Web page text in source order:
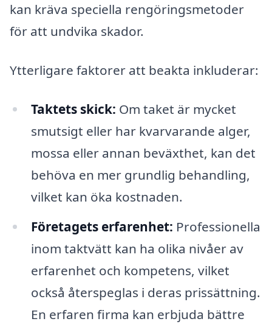
kan kräva speciella rengöringsmetoder
för att undvika skador.
Ytterligare faktorer att beakta inkluderar:
Taktets skick: Om taket är mycket
smutsigt eller har kvarvarande alger,
mossa eller annan beväxthet, kan det
behöva en mer grundlig behandling,
vilket kan öka kostnaden.
Företagets erfarenhet: Professionella
inom taktvätt kan ha olika nivåer av
erfarenhet och kompetens, vilket
också återspeglas i deras prissättning.
En erfaren firma kan erbjuda bättre